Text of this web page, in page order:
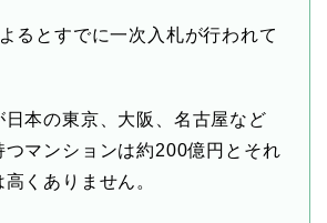
るとすでに一次入札が行われて
日本の東京、大阪、名古屋など
つマンションは約200億円とそれ
くありません。